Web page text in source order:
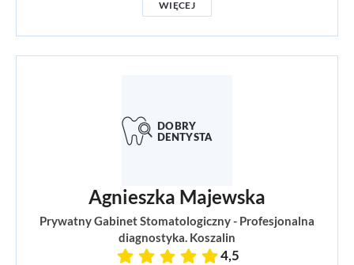
WIĘCEJ
Agnieszka Majewska
Prywatny Gabinet Stomatologiczny - Profesjonalna
diagnostyka. Koszalin
4,5